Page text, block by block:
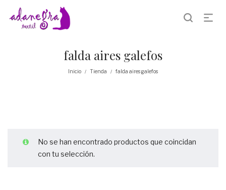
falda aires galefos
Inicio / Tienda / falda aires galefos
No se han encontrado productos que coincidan
con tu selección.